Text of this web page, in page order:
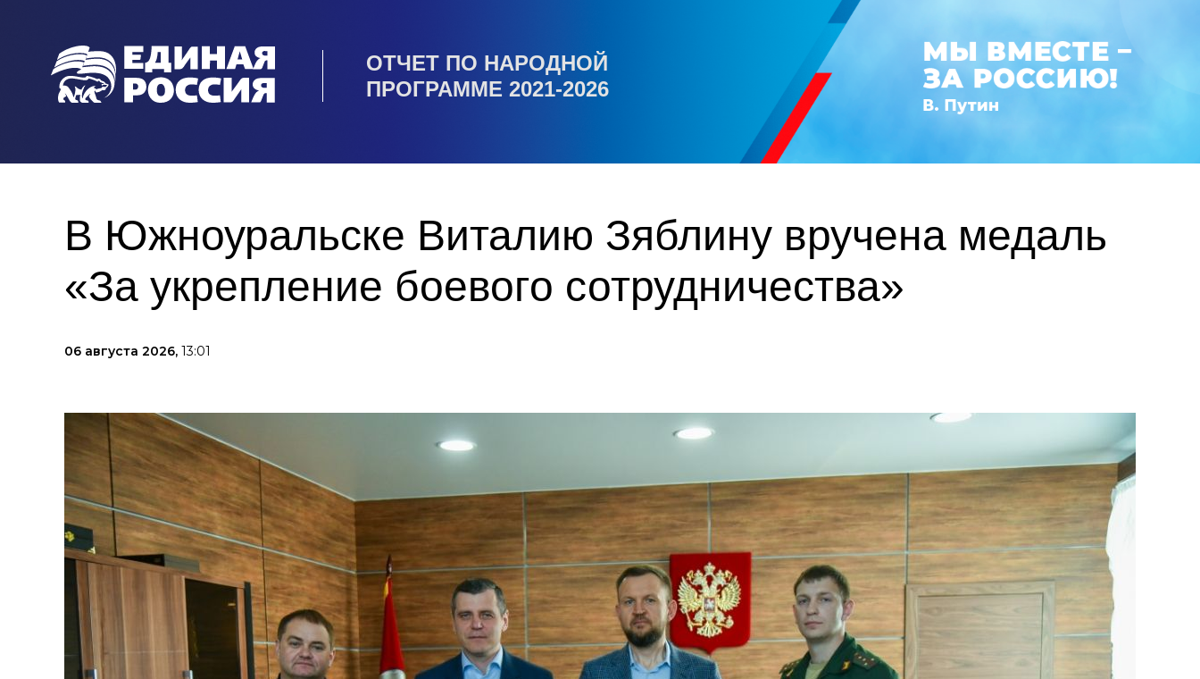
ОТЧЕТ ПО НАРОДНОЙ
ПРОГРАММЕ 2021-2026
В Южноуральске Виталию Зяблину вручена медаль
«За укрепление боевого сотрудничества»
06 августа 2026, 13:01